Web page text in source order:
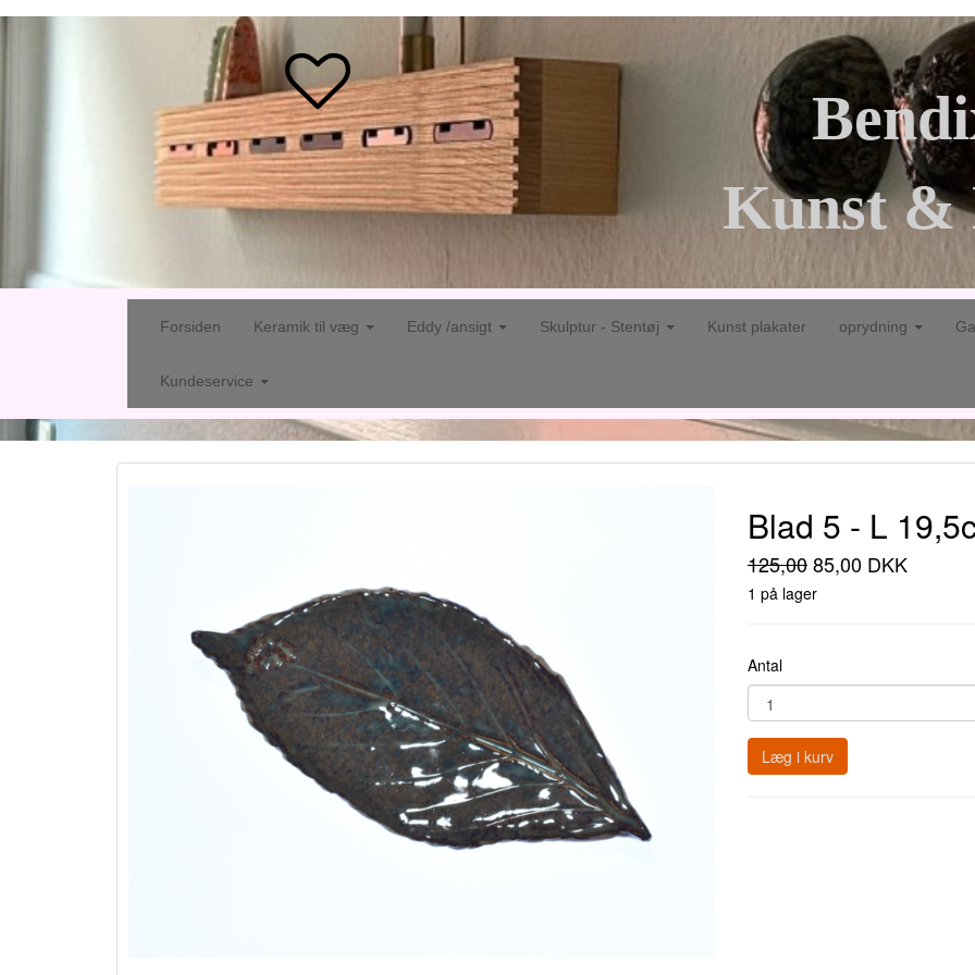
Kunst &
Forsiden Keramik til væg Eddy /ansigt Skulptur - Stentøj Kunst plakater oprydning
Kundeservice
Blad 5 - L
125,0085,00 DKK
1 på lager
Antal
Læg i kurv